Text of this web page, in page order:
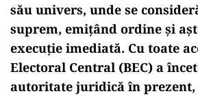
său univers, unde se
suprem, emițând ordine și
execuție imediată. Cu toate
Electoral Central (BEC) a
autoritate juridică în prezent,